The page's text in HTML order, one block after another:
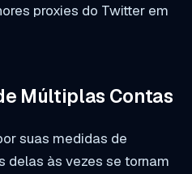
proxies do Twitter em
Múltiplas Contas
suas medidas de
delas às vezes se tornam